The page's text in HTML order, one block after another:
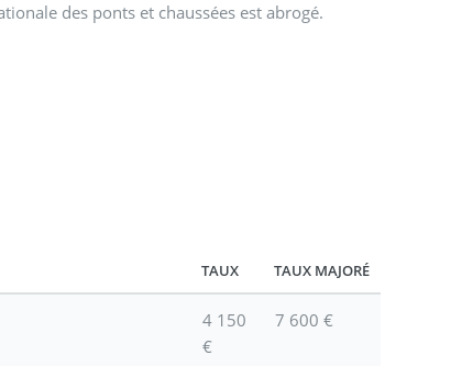
des ponts et chaussées est abrogé.
TAUX TAUX MAJORÉ
4 150
€
7 600 €